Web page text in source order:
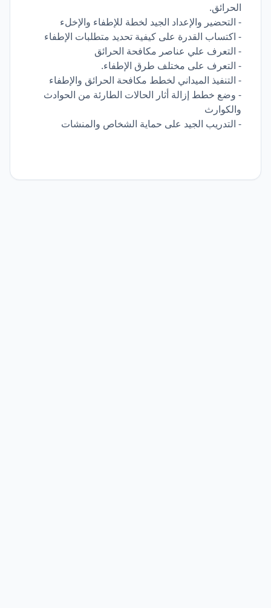
الحرائق.
- التحضير والإعداد الجيد لخطة للإطفاء والإخلء
- اكتساب القدرة على كيفية تحديد متطلبات الإطفاء
- التعرف علي عناصر مكافحة الحرائق
- التعرف على مختلف طرق الإطفاء.
- التنفيذ الميداني لخطط مكافحة الحرائق والإطفاء
- وضع خطط إزالة أثار الحالات الطارئة من الحوادث
والكوارث
- التدريب الجيد على حماية الشخاص والمنشات